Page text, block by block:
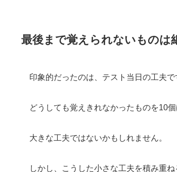
最後まで覚えられないものは
印象的だったのは、テスト当日の工夫で
どうしても覚えきれなかったものを10
大きな工夫ではないかもしれません。
しかし、こうした小さな工夫を積み重